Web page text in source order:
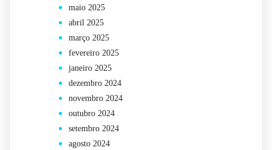
maio 2025
abril 2025
março 2025
fevereiro 2025
janeiro 2025
dezembro 2024
novembro 2024
outubro 2024
setembro 2024
agosto 2024